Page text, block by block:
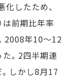
したため、
は前期比年率
2008年10～12
。2四半期連
しかし8月17